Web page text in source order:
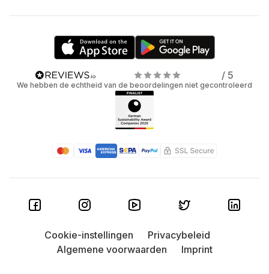
/ 5
We hebben de echtheid van de beoordelingen niet gecontroleerd
Cookie-instellingen
Privacybeleid
Algemene voorwaarden
Imprint